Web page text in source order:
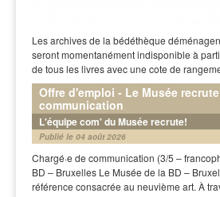
Les archives de la bédéthèque
seront momentanément indisponible à
de tous les livres avec une cote de
Offre d'emploi - Le Musée
communication
L'équipe com' du Musée recrute!
Publié le 04 août 2026
Chargé·e de communication (3/5 –
BD – Bruxelles Le Musée de la BD –
référence consacrée au neuvième art. À